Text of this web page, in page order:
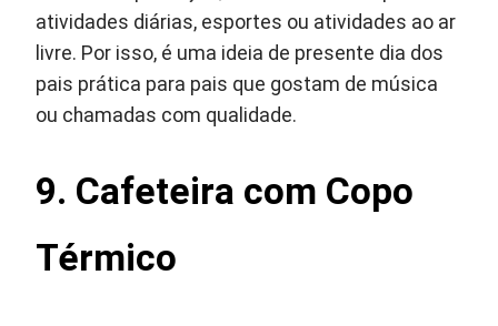
atividades diárias, esportes ou atividades ao ar
livre. Por isso, é uma ideia de presente dia dos
pais prática para pais que gostam de música
ou chamadas com qualidade.
9. Cafeteira com Copo
Térmico